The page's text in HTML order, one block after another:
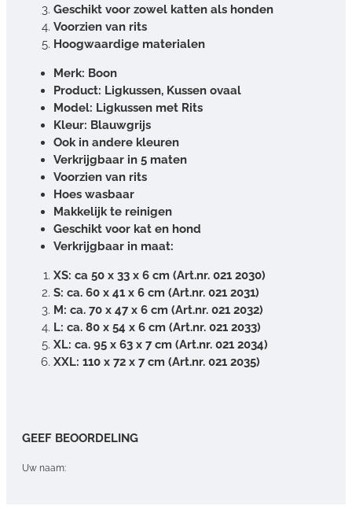
Geschikt voor zowel katten als honden
Voorzien van rits
Hoogwaardige materialen
Merk: Boon
Product: Ligkussen, Kussen ovaal
Model: Ligkussen met Rits
Kleur: Blauwgrijs
Ook in andere kleuren
Verkrijgbaar in 5 maten
Voorzien van rits
Hoes wasbaar
Makkelijk te reinigen
Geschikt voor kat en hond
Verkrijgbaar in maat:
XS: ca 50 x 33 x 6 cm (Art.nr. 021 2030)
S: ca. 60 x 41 x 6 cm (Art.nr. 021 2031)
M: ca. 70 x 47 x 6 cm (Art.nr. 021 2032)
L: ca. 80 x 54 x 6 cm (Art.nr. 021 2033)
XL: ca. 95 x 63 x 7 cm (Art.nr. 021 2034)
XXL: 110 x 72 x 7 cm (Art.nr. 021 2035)
GEEF BEOORDELING
Uw naam: